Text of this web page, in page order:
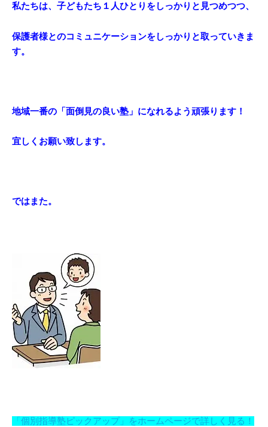
私たちは、子どもたち１人ひとりをしっかりと見つめつつ、
保護者様とのコミュニケーションをしっかりと取っていきま
す。
地域一番の「面倒見の良い塾」になれるよう頑張ります！
宜しくお願い致します。
ではまた。
「個別指導塾ピックアップ」をホームページで詳しく見る！